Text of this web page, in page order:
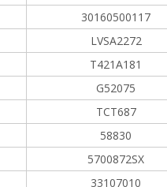
30160500117
LVSA2272
T421A181
G52075
TCT687
58830
5700872SX
33107010